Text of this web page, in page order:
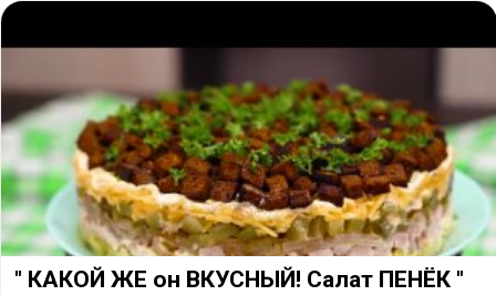
" КАКОЙ ЖЕ он ВКУСНЫЙ! Салат ПЕНЁК "